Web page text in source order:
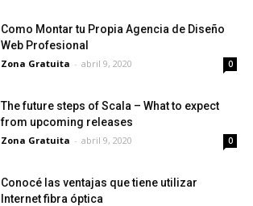
Como Montar tu Propia Agencia de Diseño
Web Profesional
Zona Gratuita - abril 9, 2020 0
The future steps of Scala – What to expect
from upcoming releases
Zona Gratuita - abril 9, 2020 0
Conocé las ventajas que tiene utilizar
Internet fibra óptica